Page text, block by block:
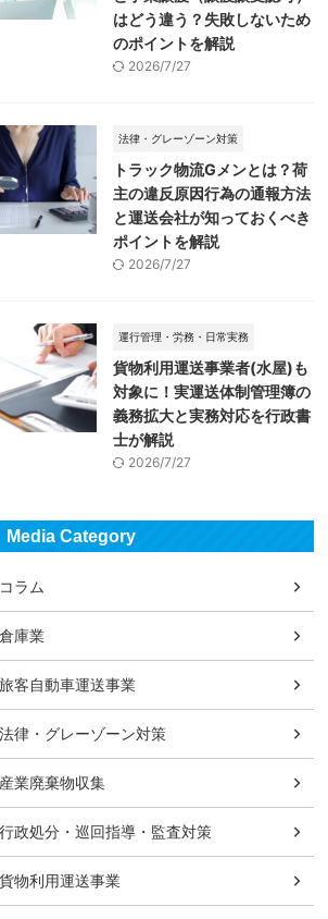
はどう違う？失敗しないため
のポイントを解説
2026/7/27
法律・グレーゾーン対策
トラック物流Gメンとは？荷
主の違反原因行為の通報方法
と運送会社が知っておくべき
ポイントを解説
2026/7/27
運行管理・労務・日常実務
貨物利用運送事業者(水屋)も
対象に！実運送体制管理簿の
義務拡大と実務対応を行政書
士が解説
2026/7/27
Category
コラム
倉庫業
旅客自動車運送事業
法律・グレーゾーン対策
産業廃棄物収集
行政処分・巡回指導・監査対策
貨物利用運送事業